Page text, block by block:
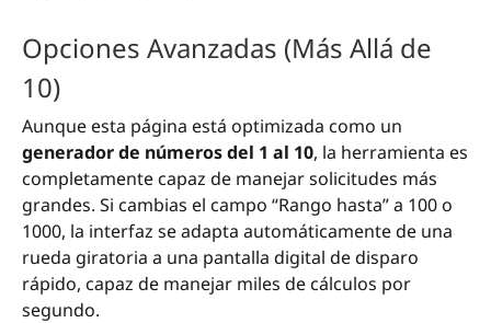
Opciones Avanzadas (Más Allá de
10)
Aunque esta página está optimizada como un
generador de números del 1 al 10, la herramienta es
completamente capaz de manejar solicitudes más
grandes. Si cambias el campo “Rango hasta” a 100 o
1000, la interfaz se adapta automáticamente de una
rueda giratoria a una pantalla digital de disparo
rápido, capaz de manejar miles de cálculos por
segundo.